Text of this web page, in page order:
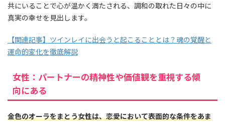
共にいることで心が温かく満たされる、調和の取れた日々の中に
真実の幸せを見出します。
【関連記事】ツインレイに出会うと起こることとは？魂の覚醒と
運命的変化を徹底解説
女性：パートナーの精神性や価値観を重視する傾
向にある
金色のオーラをまとう女性は、恋愛において表面的な条件をあま